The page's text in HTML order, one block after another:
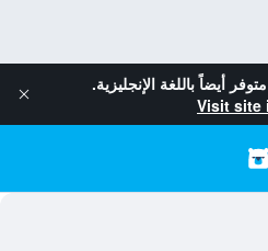
متوفر أيضاً باللغة الإنجليزية.
Visit site